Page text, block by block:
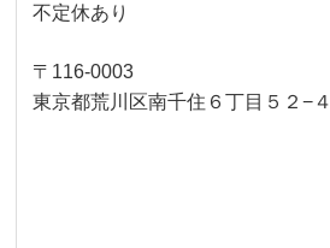
不定休あり
〒116-0003
東京都荒川区南千住６丁目５２−４